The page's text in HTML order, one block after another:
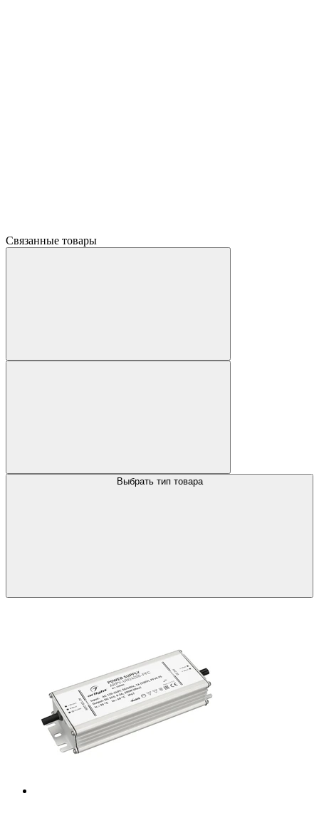
Связанные товары
Выбрать тип товара